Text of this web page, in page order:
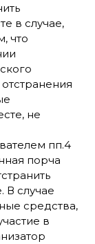
в случае,
что
не
пп.4
порча
В случае
средства,
в